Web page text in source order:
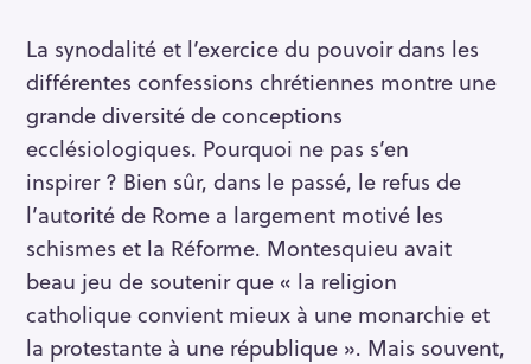
La synodalité et l’exercice du pouvoir dans les
différentes confessions chrétiennes montre une
grande diversité de conceptions
ecclésiologiques. Pourquoi ne pas s’en
inspirer ? Bien sûr, dans le passé, le refus de
l’autorité de Rome a largement motivé les
schismes et la Réforme. Montesquieu avait
beau jeu de soutenir que « la religion
catholique convient mieux à une monarchie et
la protestante à une république ». Mais souvent,
S
e
a
r
c